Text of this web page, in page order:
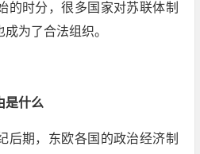
的时分，很多国家对苏联体制
为了合法组织。
是什么
后期，东欧各国的政治经济制